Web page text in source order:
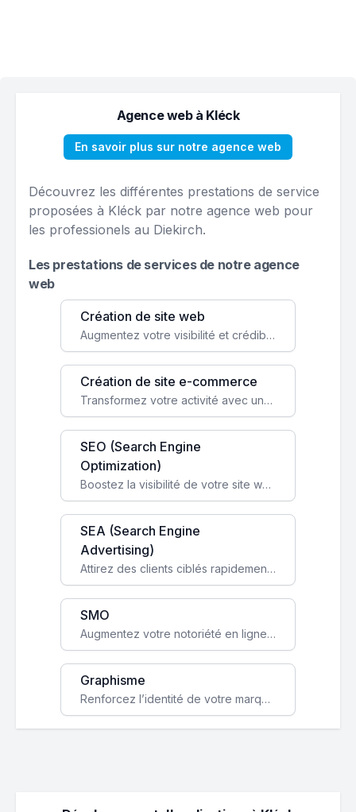
Agence web à Kléck
En savoir plus sur notre agence web
Découvrez les différentes prestations de service
proposées à Kléck par notre agence web pour
les professionels au Diekirch.
Les prestations de services de notre agence
web
Création de site web
Augmentez votre visibilité et crédibilité en ligne avec un site web performant, conçu pour attirer plus de clients.
Création de site e-commerce
Transformez votre activité avec une boutique en ligne, accessible à l'échelle mondiale 24/7.
SEO (Search Engine
Optimization)
Boostez la visibilité de votre site web sur Google et attirez du trafic qualifié grâce à nos stratégies SEO.
SEA (Search Engine
Advertising)
Attirez des clients ciblés rapidement avec des campagnes publicitaires payantes optimisées pour vos objectifs.
SMO
Augmentez votre notoriété en ligne et stimulez la croissance de votre entreprise grâce à une stratégie sociale sur mesure.
Graphisme
Renforcez l’identité de votre marque avec un design unique qui capte l’attention et engage vos clients.